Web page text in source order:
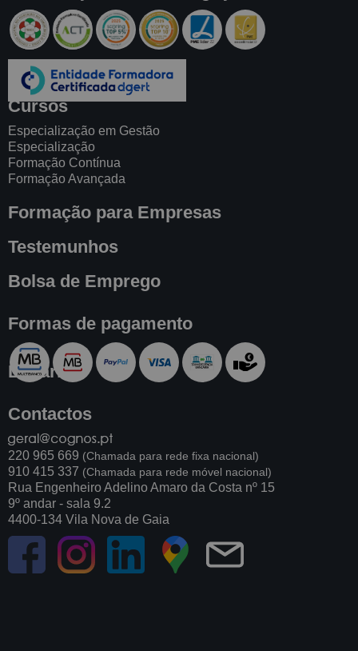
Cursos
Especialização em Gestão
Especialização
Formação Contínua
Formação Avançada
Formação para Empresas
Testemunhos
Bolsa de Emprego
Formas de pagamento
Livraria
Contactos
220 965 669 (Chamada para rede fixa nacional)
910 415 337 (Chamada para rede móvel nacional)
Rua Engenheiro Adelino Amaro da Costa nº 15
9º andar - sala 9.2
4400-134 Vila Nova de Gaia